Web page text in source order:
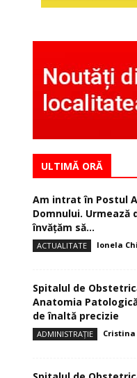
ULTIMĂ ORĂ
Am intrat în Postul
Domnului. Urmează
învăţăm să...
ACTUALITATE Ionela
Spitalul de
Anatomia
de înaltă precizie
ADMINISTRAȚIE Cristina